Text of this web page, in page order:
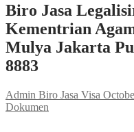
Biro Jasa
Kementrian
Mulya Jakarta
8883
Admin Biro Jasa Visa
Dokumen